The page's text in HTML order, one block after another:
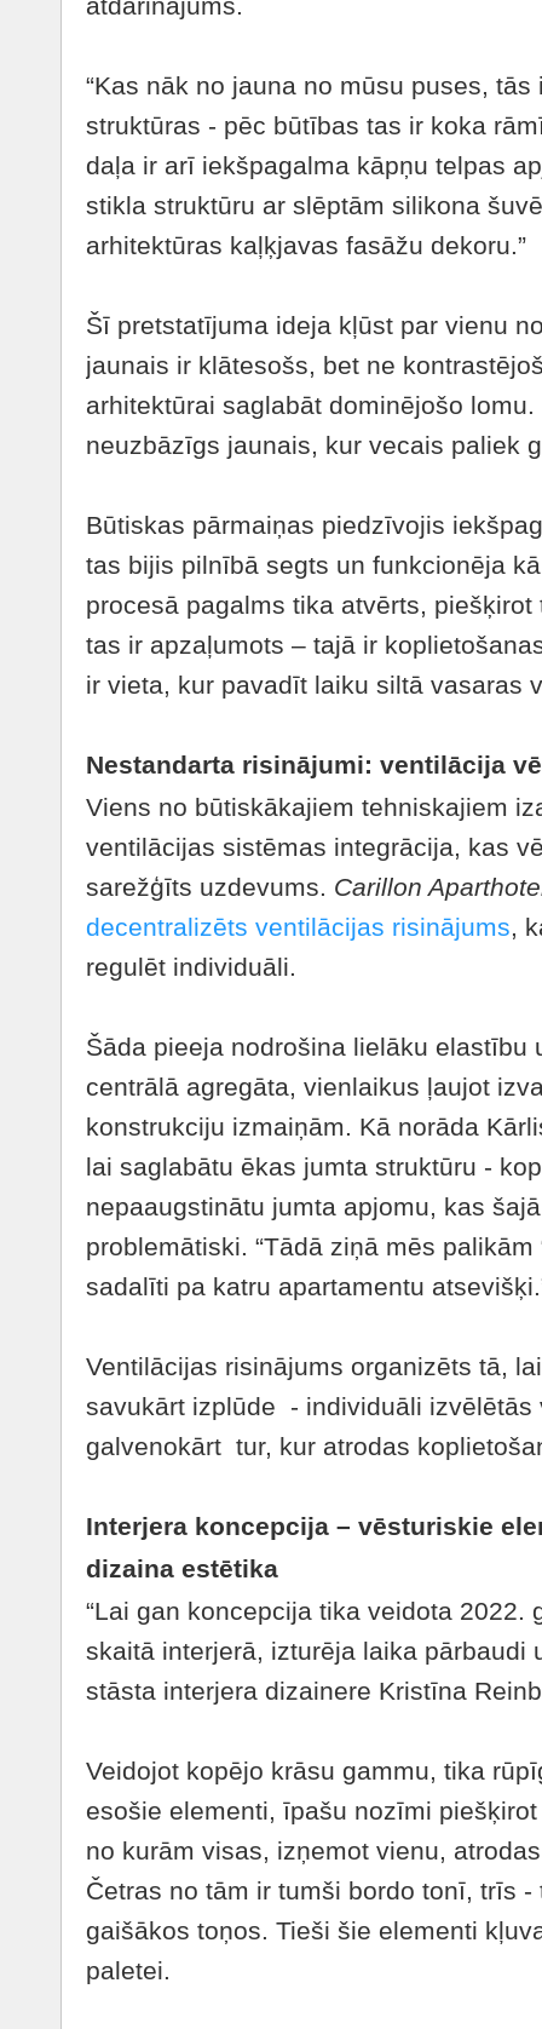
“Kas nāk no jauna no mūsu puses,
struktūras - pēc būtības tas ir koka
daļa ir arī iekšpagalma kāpņu telpas
stikla struktūru ar slēptām silikona
arhitektūras kaļķjavas fasāžu dekoru.”
Šī pretstatījuma ideja kļūst par vienu
jaunais ir klātesošs, bet ne
arhitektūrai saglabāt dominējošo
neuzbāzīgs jaunais, kur vecais paliek
Būtiskas pārmaiņas piedzīvojis
tas bijis pilnībā segts un funkcionēja
procesā pagalms tika atvērts, piešķirot
tas ir apzaļumots – tajā ir
ir vieta, kur pavadīt laiku siltā vasaras
Nestandarta risinājumi: ventilācija
Viens no būtiskākajiem tehniskajiem
ventilācijas sistēmas integrācija, kas
sarežģīts uzdevums. Carillon
decentralizēts ventilācijas risinājums,
regulēt individuāli.
Šāda pieeja nodrošina lielāku elastību
centrālā agregāta, vienlaikus ļaujot
konstrukciju izmaiņām. Kā norāda
lai saglabātu ēkas jumta struktūru -
nepaaugstinātu jumta apjomu, kas
problemātiski. “Tādā ziņā mēs palikām
sadalīti pa katru apartamentu
Ventilācijas risinājums organizēts tā,
savukārt izplūde - individuāli izvēlētās
galvenokārt tur, kur atrodas
Interjera koncepcija – vēsturiskie
dizaina estētika
“Lai gan koncepcija tika veidota 2022.
skaitā interjerā, izturēja laika pārbaudi
stāsta interjera dizainere Kristīna
Veidojot kopējo krāsu gammu, tika
esošie elementi, īpašu nozīmi
no kurām visas, izņemot vienu,
Četras no tām ir tumši bordo tonī, trīs
gaišākos toņos. Tieši šie elementi
paletei.